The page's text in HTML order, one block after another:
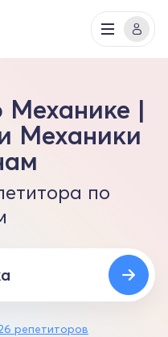
Механике |
Механики
по
репетиторов